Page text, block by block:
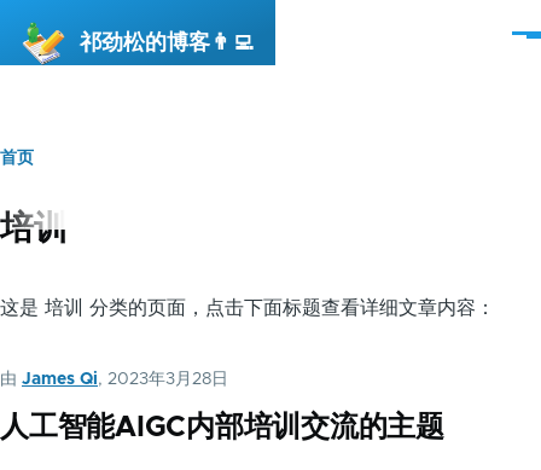
祁劲松的博客👨‍💻
菜
面
包
屑
首页
培训
这是 培训 分类的页面，点击下面标题查看详细文章内容：
由 James Qi, 2023年3月28日
人工智能AIGC内部培训交流的主题